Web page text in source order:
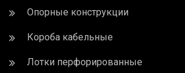
Опорные конструкции
Короба кабельные
Лотки перфорированные